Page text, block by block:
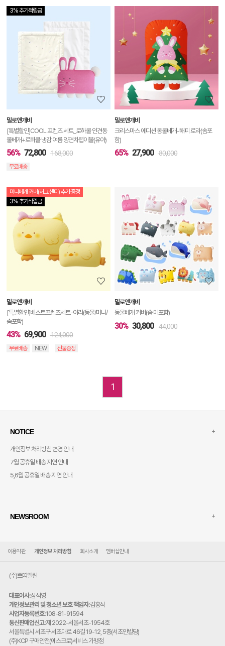
3% 추가적립금
정
보
기
밀로앤개비
[특별할인]COOL 프렌즈 세트_로하쿨 인견동
물베개+로하쿨 냉감 여름 양면차렵이불(유아)
56% 72,800 168,000
무료배송
밀로앤개비
크리스마스 에디션 동물베개-해피 로라(솜포
함)
65% 27,900 80,000
3% 추가적립금
미니베개 커버(허그 샌디) 추가 증정
보
보
기
밀로앤개비
[특별할인]베스트프렌즈세트-아리(동물/미니/
솜포함)
43% 69,900 124,000
무료배송 NEW 선물증정
밀로앤개비
동물베개 커버(솜 미포함)
30% 30,800 44,000
1
NOTICE
개인정보 처리방침 변경 안내
7월 공휴일 배송 지연 안내
5,6월 공휴일 배송 지연 안내
+
NEWSROOM +
이용약관 개인정보 처리방침 회사소개 멤버십안내
(주)쁘띠엘린
대표이사:심석영
개인정보관리 및 청소년 보호 책임자:김홍식
사업자등록번호:108-81-91594
통신판매업신고:제 2022-서울서초-1954호
주
소:
서울특별시 서초구 서초대로 46길 19-12, 5층(서초안빌딩)
(주)KCP 구매안전(에스크로)서비스 가맹점